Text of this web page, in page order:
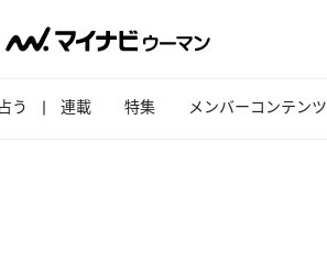
占う 連載 特集 メンバーコンテンツ